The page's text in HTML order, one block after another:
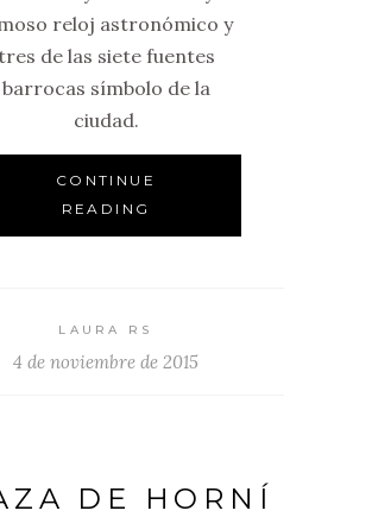
reloj astronómico y
de las siete fuentes
barrocas símbolo de la
ciudad.
CONTINUE
READING
LAURA RS
4 de noviembre de 2015
DE HORNÍ